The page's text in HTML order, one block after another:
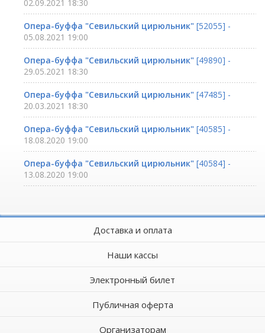
02.09.2021 18:30
Опера-буффа "Севильский цирюльник" [52055] -
05.08.2021 19:00
Опера-буффа "Севильский цирюльник" [49890] -
29.05.2021 18:30
Опера-буффа "Севильский цирюльник" [47485] -
20.03.2021 18:30
Опера-буффа "Севильский цирюльник" [40585] -
18.08.2020 19:00
Опера-буффа "Севильский цирюльник" [40584] -
13.08.2020 19:00
Доставка и оплата
Наши кассы
Электронный билет
Публичная оферта
Организаторам